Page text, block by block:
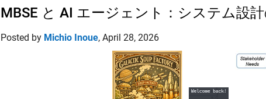
MBSE と AI エージェント：システム設
Posted by Michio Inoue, April 28, 2026